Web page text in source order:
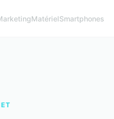
MatérielSmartphones